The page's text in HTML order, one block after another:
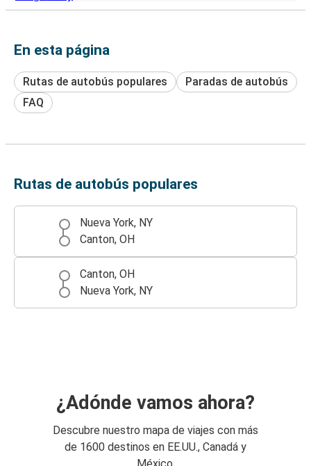
En esta página
Rutas de autobús populares
Paradas de autobús
FAQ
Rutas de autobús populares
Nueva York, NY
Canton, OH
Canton, OH
Nueva York, NY
¿Adónde vamos ahora?
Descubre nuestro mapa de viajes con más
de 1600 destinos en EE.UU., Canadá y